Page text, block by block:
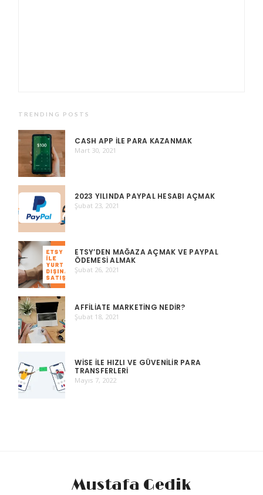
TRENDING POSTS
CASH APP ILE PARA KAZANMAK
Mart 30, 2021
2023 YILINDA PAYPAL HESABI AÇMAK
Şubat 23, 2021
ETSY’DEN MAĞAZA AÇMAK VE PAYPAL
ÖDEMESI ALMAK
Şubat 26, 2021
AFFILIATE MARKETING NEDIR?
Şubat 18, 2021
WISE ILE HIZLI VE GÜVENILIR PARA
TRANSFERLERI
Mayıs 7, 2022
Mustafa Gedik